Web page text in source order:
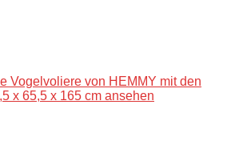
Vogelvoliere von HEMMY mit den
x 65,5 x 165 cm ansehen